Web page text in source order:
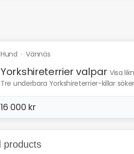
Hund ·Vännäs
Yorkshireterrier valpar Visa
Tre underbara Yorkshireterrier-killar
16 000 kr